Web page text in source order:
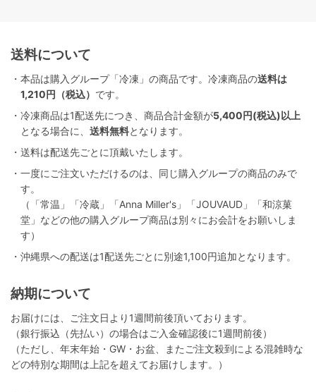
送料について
・本品は購入グループ「冷凍」の商品です。冷凍商品の送料は
1,210円（税込） です。
・冷凍商品は1配送先につき、商品合計金額が5,400円(税込)以上
となる場合に、 送料無料となります。
・送料は配送先ごとに頂戴いたします。
・一度にご注文いただけるのは、同じ購入グループの商品のみで
す。
（「常温」「冷蔵」「Anna Miller's」「JOUVAUD」「和涼菓
堂」などの他の購入グループ商品は別々にお会計をお願いしま
す）
・沖縄県への配送は1配送先ごとに別途1,100円追加となります。
納期について
お届けには、ご注文日より1週間前後頂いております。
（銀行振込（先払い）の場合はご入金確認後に1週間前後）
（ただし、年末年始・GW・お盆、またご注文殺到による混雑時な
どの特別な期間は上記を超えてお届けします。）